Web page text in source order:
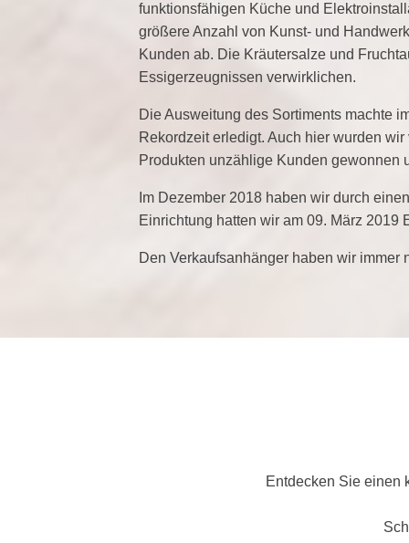
funktionsfähigen Küche und
größere Anzahl von Kunst- und
Kunden ab. Die Kräutersalze und
Essigerzeugnissen verwirklichen.
Die Ausweitung des Sortiments machte
Rekordzeit erledigt. Auch hier wurden
Produkten unzählige Kunden gewonnen
Im Dezember 2018 haben wir durch
Einrichtung hatten wir am 09. März 2019
Den Verkaufsanhänger haben wir
Entdecken Sie einen